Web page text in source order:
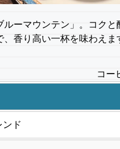
ルーマウンテン」。コクと
香り高い一杯を味わえま
コー
ンド